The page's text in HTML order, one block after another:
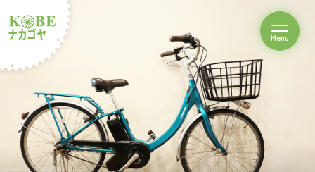
ルショップナカゴヤ
Menuを開閉